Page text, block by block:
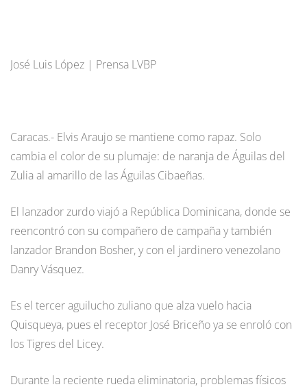
José Luis López | Prensa LVBP
Caracas.- Elvis Araujo se mantiene como rapaz. Solo
cambia el color de su plumaje: de naranja de Águilas del
Zulia al amarillo de las Águilas Cibaeñas.
El lanzador zurdo viajó a República Dominicana, donde se
reencontró con su compañero de campaña y también
lanzador Brandon Bosher, y con el jardinero venezolano
Danry Vásquez.
Es el tercer aguilucho zuliano que alza vuelo hacia
Quisqueya, pues el receptor José Briceño ya se enroló con
los Tigres del Licey.
Durante la reciente rueda eliminatoria, problemas físicos